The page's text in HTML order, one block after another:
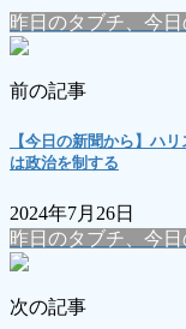
昨日のタブチ、今
前の記事
【今日の新聞から】ハ
は政治を制する
2024年7月26日
昨日のタブチ、今
次の記事